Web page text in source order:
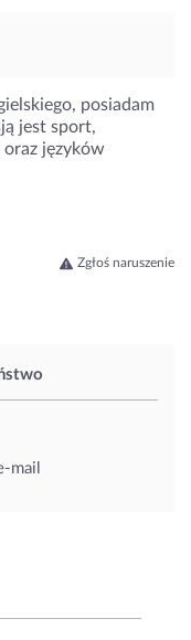
mail
posiadam
jest sport,
języków
Zgłoś naruszenie